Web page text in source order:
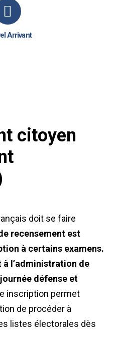
Arrivant
citoyen
doit se faire
recensement est
à certains examens.
l’administration de
défense et
inscription permet
de procéder à
listes électorales dès